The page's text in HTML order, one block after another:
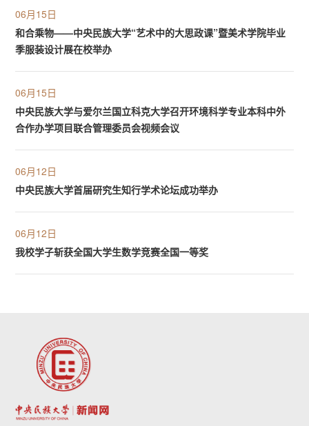
06月15日
和合乘物——中央民族大学“艺术中的大思政课”暨美术学院毕业
季服装设计展在校举办
06月15日
中央民族大学与爱尔兰国立科克大学召开环境科学专业本科中外
合作办学项目联合管理委员会视频会议
06月12日
中央民族大学首届研究生知行学术论坛成功举办
06月12日
我校学子斩获全国大学生数学竞赛全国一等奖